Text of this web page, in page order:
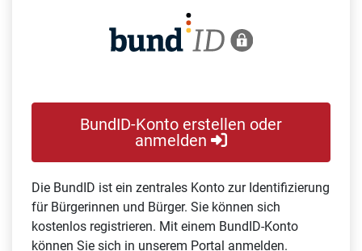
BundID-Konto erstellen oder
anmelden
Die BundID ist ein zentrales Konto zur Identifizierung
für Bürgerinnen und Bürger. Sie können sich
kostenlos registrieren. Mit einem BundID-Konto
können Sie sich in unserem Portal anmelden.